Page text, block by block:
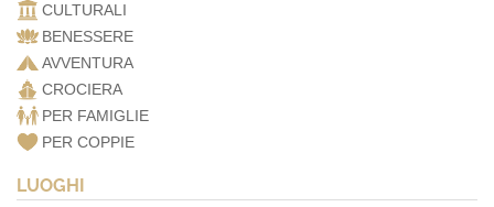
CULTURALI
BENESSERE
AVVENTURA
CROCIERA
PER FAMIGLIE
PER COPPIE
LUOGHI